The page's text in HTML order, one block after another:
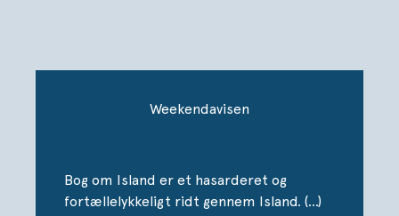
Weekendavisen
Bog om Island er et hasarderet og
fortællelykkeligt ridt gennem Island. (…)